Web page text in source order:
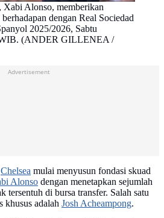
Xabi Alonso, memberikan
dengan Real Sociedad
2025/2026, Sabtu
(ANDER GILLENEA /
Advertisement
Chelsea mulai menyusun fondasi skuad
Alonso dengan menetapkan sejumlah
tersentuh di bursa transfer. Salah satu
khusus adalah Josh Acheampong.